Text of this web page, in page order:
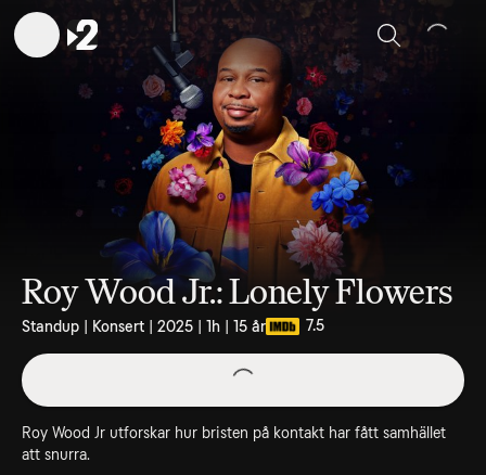
Sök
Roy Wood Jr.: Lonely Flowers
Standup | Konsert | 2025 | 1h | 15 år 7.5
Roy Wood Jr utforskar hur bristen på kontakt har fått samhället
att snurra.